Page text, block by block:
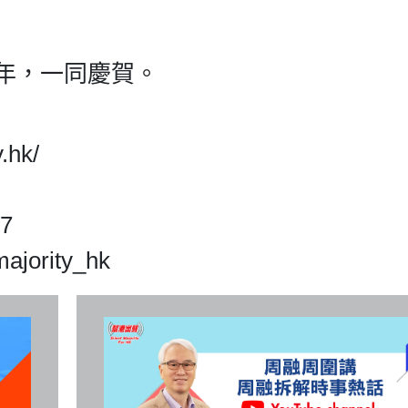
，一同慶賀。